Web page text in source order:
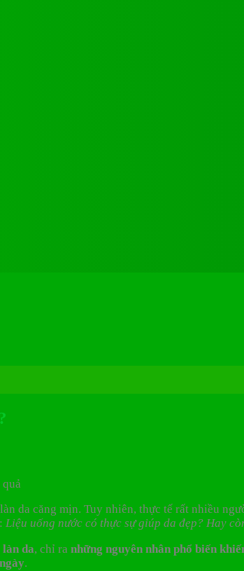
da căng mịn. Tuy nhiên, thực tế rất nhiều
Liệu uống nước có thực sự giúp da đẹp? Hay
làn da, chỉ ra những nguyên nhân phổ biến
.